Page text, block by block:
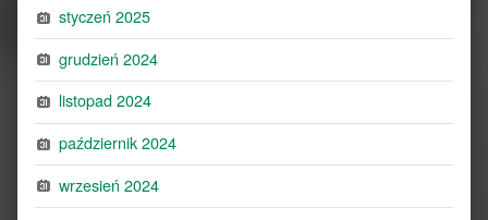
styczeń 2025
grudzień 2024
listopad 2024
październik 2024
wrzesień 2024